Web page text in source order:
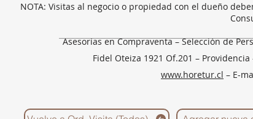
NOTA: Visitas al negocio o propiedad con el dueño
Asesorías en Compraventa – Selección de
Fidel Oteiza 1921 Of.201 –
www.horetur.cl – E-